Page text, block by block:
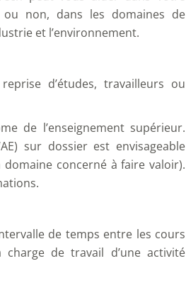
ou non, dans les domaines de
et l’environnement.
d’études, travailleurs ou
de l’enseignement supérieur.
sur dossier est envisageable
concerné à faire valoir).
de temps entre les cours
de travail d’une activité